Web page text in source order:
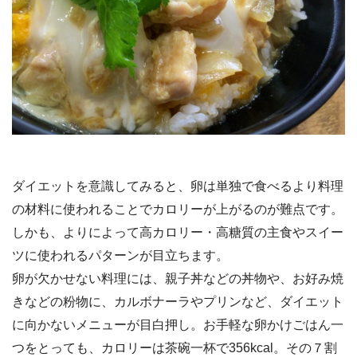
ダイエットを意識してみると、卵は単独で食べるより料理
の材料に使われることでカロリーが上がるのが難点です。
しかも、よりによって高カロリー・高糖質の主食やスイー
ツに使われるパターンが目立ちます。
卵が欠かせない料理には、親子丼などの丼物や、お好み焼
きなどの粉物に、カルボナーラやプリンなど、ダイエット
に向かないメニューが目白押し。お手軽な卵かけごはん一
つをとっても、カロリーは茶碗一杯で356kcal。その７割